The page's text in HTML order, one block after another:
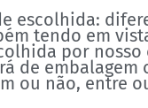
escolhida:
tendo em
por nosso
de embalagem
ou não, entre